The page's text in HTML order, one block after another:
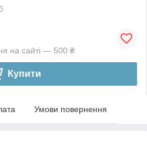
на сайті — 500 ₴
Купити
Умови повернення